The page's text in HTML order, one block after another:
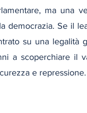
ma una
democrazia. Se il
su una legalità
a scoperchiare il
e repressione.